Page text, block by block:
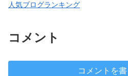
人気ブログランキング
コメント
コメントを